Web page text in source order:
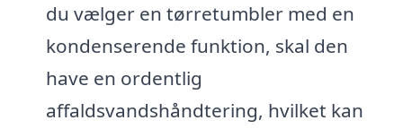
du vælger en tørretumbler med en
kondenserende funktion, skal den
have en ordentlig
affaldsvandshåndtering, hvilket kan